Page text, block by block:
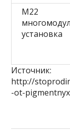
М22
установка
Источник:
http://
-ot-